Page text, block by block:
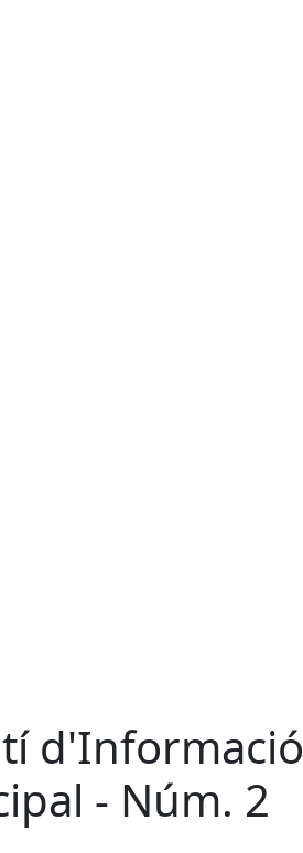
d'Informació
- Núm. 2